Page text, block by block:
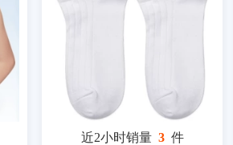
近2小时销量 3 件